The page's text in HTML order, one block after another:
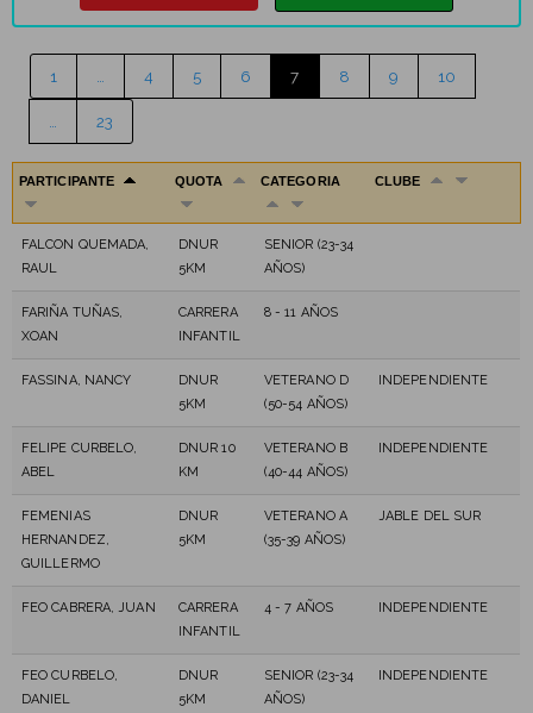
1 4 5 6 7 8 9 10
23
PARTICIPANTE QUOTA CATEGORIA CLUBE
FALCON QUEMADA,
RAUL
DNUR
5KM
SENIOR (23-34
AÑOS)
FARIÑA TUÑAS,
XOAN
CARRERA
INFANTIL
8 - 11 AÑOS
FASSINA, NANCY
DNUR
5KM
VETERANO D
(50-54 AÑOS)
INDEPENDIENTE
FELIPE CURBELO,
ABEL
DNUR 10
KM
VETERANO B
(40-44 AÑOS)
INDEPENDIENTE
FEMENIAS
HERNANDEZ,
GUILLERMO
DNUR
5KM
VETERANO A
(35-39 AÑOS)
JABLE DEL SUR
FEO CABRERA, JUAN
CARRERA
INFANTIL
4 - 7 AÑOS INDEPENDIENTE
FEO CURBELO,
DANIEL
DNUR
5KM
SENIOR (23-34
AÑOS)
INDEPENDIENTE